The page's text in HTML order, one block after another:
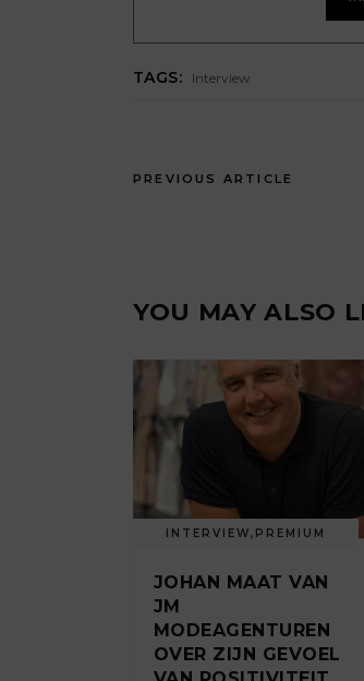
TAGS: Interview
PREVIOUS ARTICLE
YOU MAY ALSO
INTERVIEW, PREMIUM
JOHAN MAAT VAN
JM
MODEAGENTUREN
OVER ZIJN GEVOEL